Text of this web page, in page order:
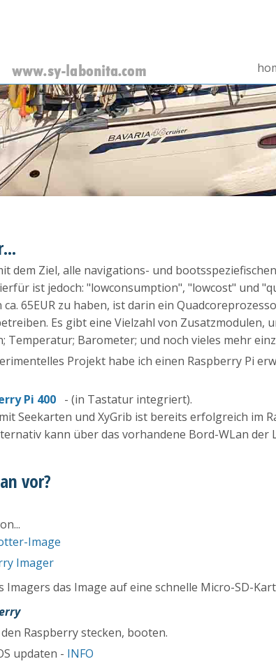
dem Ziel, alle navigations- und
ist jedoch: "lowconsumption", "lowcost" und
65EUR zu haben, ist darin ein
Es gibt eine Vielzahl von Zusatzmodulen,
Temperatur; Barometer; und noch vieles mehr
Projekt habe ich einen Raspberry Pi
Pi 400 - (in Tastatur integriert).
Seekarten und XyGrib ist bereits erfolgreich im
kann über das vorhandene Bord-WLan
vor?
Image
Imager
Imagers das Image auf eine schnelle Micro-SD-
Raspberry stecken, booten.
updaten - INFO